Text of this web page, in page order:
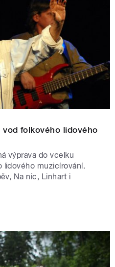
vod folkového lidového
výprava do vcelku
lidového muzicírování.
Na nic, Linhart i